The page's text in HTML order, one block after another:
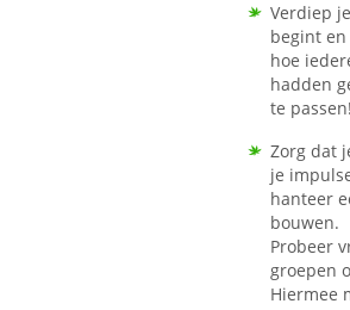
Verdiep
begint
hoe
hadden
te passen!
Zorg dat
je
hanteer
bouwen.
Probeer
groepen
Hiermee